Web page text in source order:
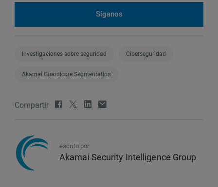
Síganos
Investigaciones sobre seguridad Ciberseguridad
Akamai Guardicore Segmentation
Compartir
escrito por
Akamai Security Intelligence Group